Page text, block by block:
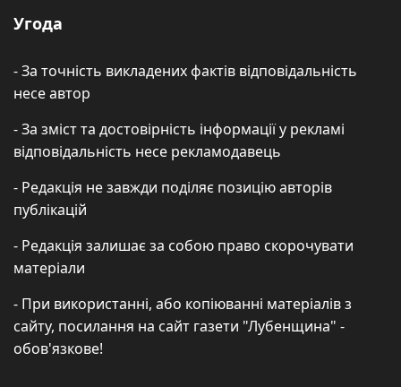
Угода
- За точність викладених фактів відповідальність
несе автор
- За зміст та достовірність інформації у рекламі
відповідальність несе рекламодавець
- Редакція не завжди поділяє позицію авторів
публікацій
- Редакція залишає за собою право скорочувати
матеріали
- При використанні, або копіюванні матеріалів з
сайту, посилання на сайт газети "Лубенщина" -
обов'язкове!